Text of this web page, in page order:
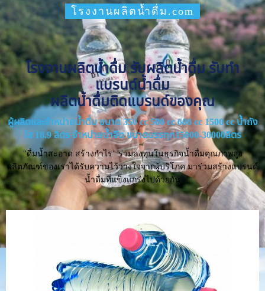
โรงงานผลิตน้ำดื่ม.com
โรงงานผลิตน้ำดื่ม รับผลิตน้ำดื่ม รับทำ
แบรนด์น้ำดื่ม
ผลิตน้ำดื่มติดแบรนด์ของคุณ
ผู้ผลิตและจำหน่ายน้ำดื่ม ขนาด 350 cc 500 cc 600 cc 1500 cc น้ำถัง
ใส 18.9 ลิตร จำหน่ายน้ำจืด ขนาดบรรทุก15000-30000ลิตร
"ดื่มน้ำสะอาด สร้างกำไร" ร่วมลงทุนในธุรกิจน้ำดื่มคุณภาพสูง
ผลิตภัณฑ์ของเราได้รับความไว้วางใจจากผู้บริโภค มาร่วมสร้างแบรนด์
น้ำดื่มที่แข็งแกร่งไปด้วยกัน